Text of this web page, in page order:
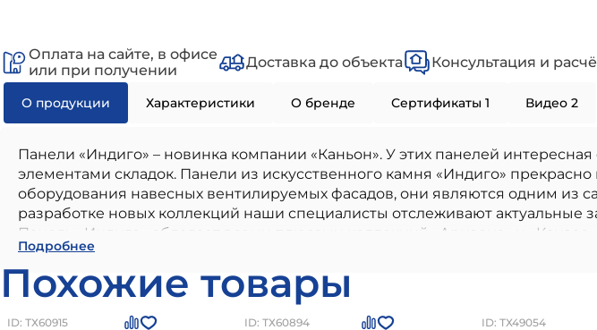
Оплата на сайте, в офисе
или при получении
Доставка до объекта Консультация и
О продукции Характеристики О бренде Сертификаты 1 Видео 2
Панели «Индиго» – новинка компании «Каньон». У этих панелей
элементами складок. Панели из искусственного камня «Индиго»
оборудования навесных вентилируемых фасадов, они являются одним из
разработке новых коллекций наши специалисты отслеживают актуальные
Панель «Индиго» обладает всеми плюсами коллекций «Аризона» и
для повышения эстетической привлекательности Вашего дома. Монтаж
сертифицирована, ее высокие характеристики качества постоянно
Камень-панель Индиго Цвет №37 674х193х20
Преимущества: высокое качество от проверенного производителя,
воздействиям, легкость в использовании и монтаже.
3490рублей Вы можете заказать товар на сайте или по номеру+7 (812) 244-
Подробнее
Похожие товары
ID: ТХ60915 ID: ТХ60894 ID: ТХ49054